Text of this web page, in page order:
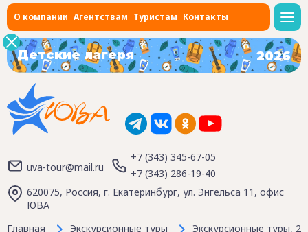
О компании Агентствам Туристам Контакты
Детские лагеря 2026
uva-tour@mail.ru
+7 (343) 345-67-05
+7 (343) 286-19-40
620075, Россия, г. Екатеринбург, ул. Энгельса 11, офис
ЮВА
Главная
Экскурсионные туры Экскурсионные туры,